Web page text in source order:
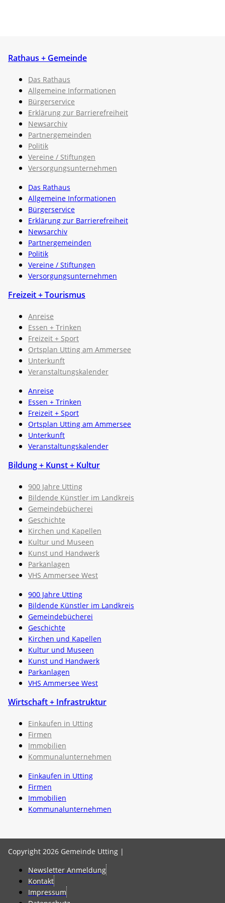
Rathaus + Gemeinde
Das Rathaus
Allgemeine Informationen
Bürgerservice
Erklärung zur Barrierefreiheit
Newsarchiv
Partnergemeinden
Politik
Vereine / Stiftungen
Versorgungsunternehmen
Das Rathaus
Allgemeine Informationen
Bürgerservice
Erklärung zur Barrierefreiheit
Newsarchiv
Partnergemeinden
Politik
Vereine / Stiftungen
Versorgungsunternehmen
Freizeit + Tourismus
Anreise
Essen + Trinken
Freizeit + Sport
Ortsplan Utting am Ammersee
Unterkunft
Veranstaltungskalender
Anreise
Essen + Trinken
Freizeit + Sport
Ortsplan Utting am Ammersee
Unterkunft
Veranstaltungskalender
Bildung + Kunst + Kultur
900 Jahre Utting
Bildende Künstler im Landkreis
Gemeindebücherei
Geschichte
Kirchen und Kapellen
Kultur und Museen
Kunst und Handwerk
Parkanlagen
VHS Ammersee West
900 Jahre Utting
Bildende Künstler im Landkreis
Gemeindebücherei
Geschichte
Kirchen und Kapellen
Kultur und Museen
Kunst und Handwerk
Parkanlagen
VHS Ammersee West
Wirtschaft + Infrastruktur
Einkaufen in Utting
Firmen
Immobilien
Kommunalunternehmen
Einkaufen in Utting
Firmen
Immobilien
Kommunalunternehmen
Copyright 2026 Gemeinde Utting |
Newsletter Anmeldung
Kontakt
Impressum